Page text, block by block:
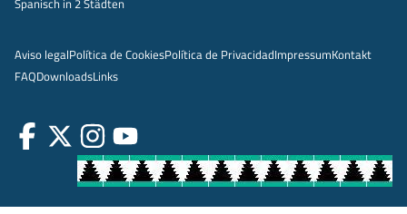
Aviso legalPolítica de CookiesPolítica de PrivacidadImpressumKontakt
FAQDownloadsLinks